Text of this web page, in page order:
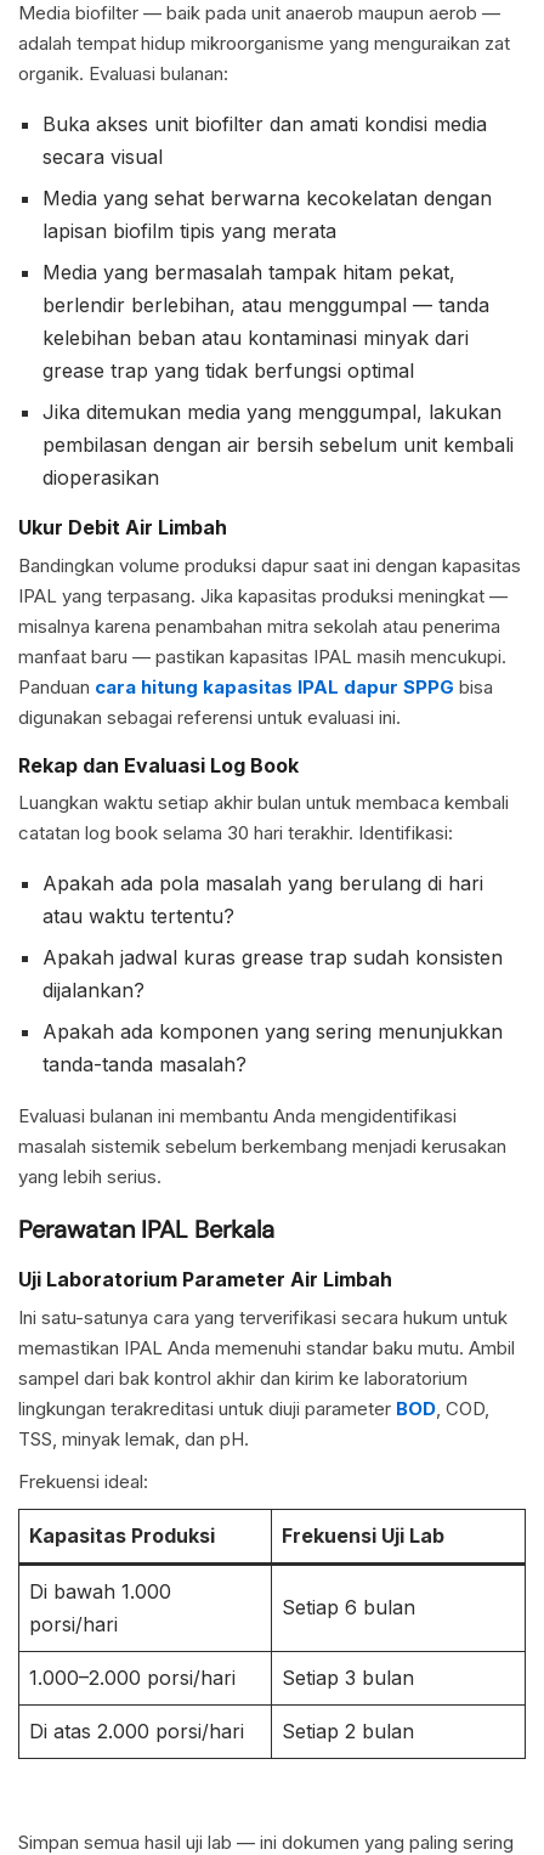
Media biofilter — baik pada unit anaerob maupun aerob —
adalah tempat hidup mikroorganisme yang menguraikan zat
organik. Evaluasi bulanan:
Buka akses unit biofilter dan amati kondisi media
secara visual
Media yang sehat berwarna kecokelatan dengan
lapisan biofilm tipis yang merata
Media yang bermasalah tampak hitam pekat,
berlendir berlebihan, atau menggumpal — tanda
kelebihan beban atau kontaminasi minyak dari
grease trap yang tidak berfungsi optimal
Jika ditemukan media yang menggumpal, lakukan
pembilasan dengan air bersih sebelum unit kembali
dioperasikan
Ukur Debit Air Limbah
Bandingkan volume produksi dapur saat ini dengan kapasitas
IPAL yang terpasang. Jika kapasitas produksi meningkat —
misalnya karena penambahan mitra sekolah atau penerima
manfaat baru — pastikan kapasitas IPAL masih mencukupi.
Panduan cara hitung kapasitas IPAL dapur SPPG bisa
digunakan sebagai referensi untuk evaluasi ini.
Rekap dan Evaluasi Log Book
Luangkan waktu setiap akhir bulan untuk membaca kembali
catatan log book selama 30 hari terakhir. Identifikasi:
Apakah ada pola masalah yang berulang di hari
atau waktu tertentu?
Apakah jadwal kuras grease trap sudah konsisten
dijalankan?
Apakah ada komponen yang sering menunjukkan
tanda-tanda masalah?
Evaluasi bulanan ini membantu Anda mengidentifikasi
masalah sistemik sebelum berkembang menjadi kerusakan
yang lebih serius.
Perawatan IPAL Berkala
Uji Laboratorium Parameter Air Limbah
Ini satu-satunya cara yang terverifikasi secara hukum untuk
memastikan IPAL Anda memenuhi standar baku mutu. Ambil
sampel dari bak kontrol akhir dan kirim ke laboratorium
lingkungan terakreditasi untuk diuji parameter BOD , COD,
TSS, minyak lemak, dan pH.
Frekuensi ideal:
Kapasitas Produksi Frekuensi Uji Lab
Di bawah 1.000
porsi/hari
Setiap 6 bulan
1.000–2.000 porsi/hari Setiap 3 bulan
Di atas 2.000 porsi/hari Setiap 2 bulan
Simpan semua hasil uji lab — ini dokumen yang paling sering